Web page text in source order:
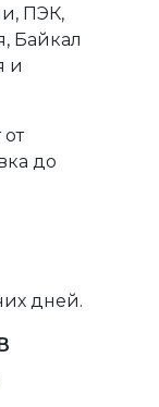
ПЭК,
Байкал
и
до
дней.